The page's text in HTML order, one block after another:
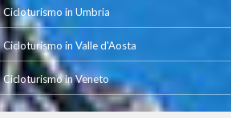
Cicloturismo in Umbria
Cicloturismo in Valle d'Aosta
Cicloturismo in Veneto